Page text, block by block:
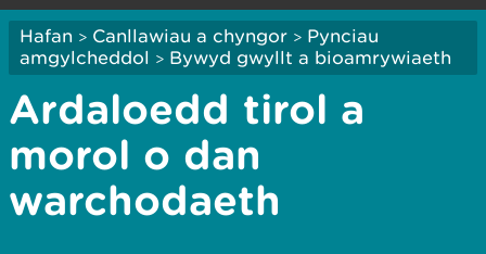
Hafan > Canllawiau a chyngor > Pynciau
amgylcheddol > Bywyd gwyllt a bioamrywiaeth
Ardaloedd tirol a
morol o dan
warchodaeth